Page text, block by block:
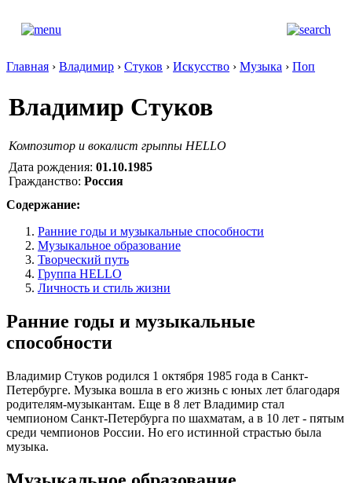
Главная › Владимир › Стуков › Искусство › Музыка › Поп
Владимир Стуков
Композитор и вокалист грыппы HELLO
Дата рождения: 01.10.1985
Гражданство: Россия
Содержание:
Ранние годы и музыкальные способности
Музыкальное образование
Творческий путь
Группа HELLO
Личность и стиль жизни
Ранние годы и музыкальные
способности
Владимир Стуков родился 1 октября 1985 года в Санкт-
Петербурге. Музыка вошла в его жизнь с юных лет благодаря
родителям-музыкантам. Еще в 8 лет Владимир стал
чемпионом Санкт-Петербурга по шахматам, а в 10 лет - пятым
среди чемпионов России. Но его истинной страстью была
музыка.